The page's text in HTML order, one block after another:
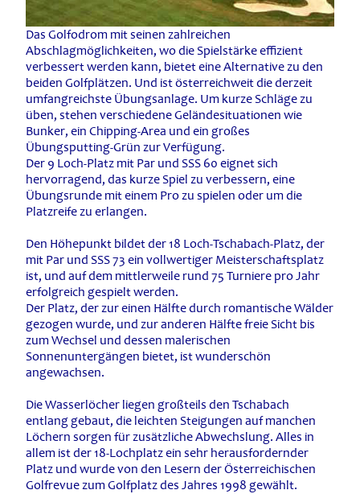
Das Golfodrom mit seinen zahlreichen
Abschlagmöglichkeiten, wo die Spielstärke effizient
verbessert werden kann, bietet eine Alternative zu den
beiden Golfplätzen. Und ist österreichweit die derzeit
umfangreichste Übungsanlage. Um kurze Schläge zu
üben, stehen verschiedene Geländesituationen wie
Bunker, ein Chipping-Area und ein großes
Übungsputting-Grün zur Verfügung.
Der 9 Loch-Platz mit Par und SSS 60 eignet sich
hervorragend, das kurze Spiel zu verbessern, eine
Übungsrunde mit einem Pro zu spielen oder um die
Platzreife zu erlangen.
Den Höhepunkt bildet der 18 Loch-Tschabach-Platz, der
mit Par und SSS 73 ein vollwertiger Meisterschaftsplatz
ist, und auf dem mittlerweile rund 75 Turniere pro Jahr
erfolgreich gespielt werden.
Der Platz, der zur einen Hälfte durch romantische Wälder
gezogen wurde, und zur anderen Hälfte freie Sicht bis
zum Wechsel und dessen malerischen
Sonnenuntergängen bietet, ist wunderschön
angewachsen.
Die Wasserlöcher liegen großteils den Tschabach
entlang gebaut, die leichten Steigungen auf manchen
Löchern sorgen für zusätzliche Abwechslung. Alles in
allem ist der 18-Lochplatz ein sehr herausfordernder
Platz und wurde von den Lesern der Österreichischen
Golfrevue zum Golfplatz des Jahres 1998 gewählt.